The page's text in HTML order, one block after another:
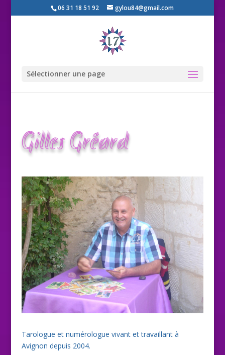
06 31 18 51 92 gylou84@gmail.com
Sélectionner une page
Gilles Gréard
Tarologue et numérologue vivant et travaillant à
Avignon depuis 2004.